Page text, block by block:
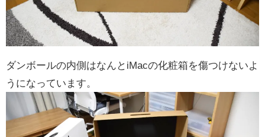
ダンボールの内側はなんとiMacの化粧箱を傷つけないよ
うになっています。